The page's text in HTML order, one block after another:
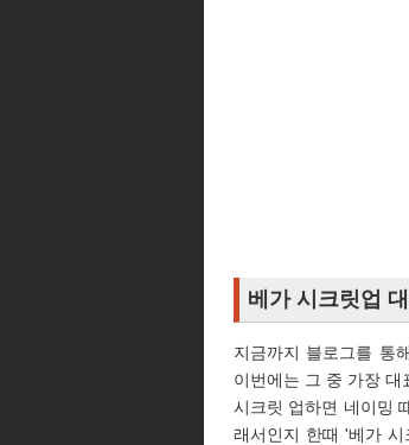
베가 시크릿업
지금까지 블로그를 통
이번에는 그 중 가장 대
시크릿 업하면 네이밍
래서인지 한때 '베가